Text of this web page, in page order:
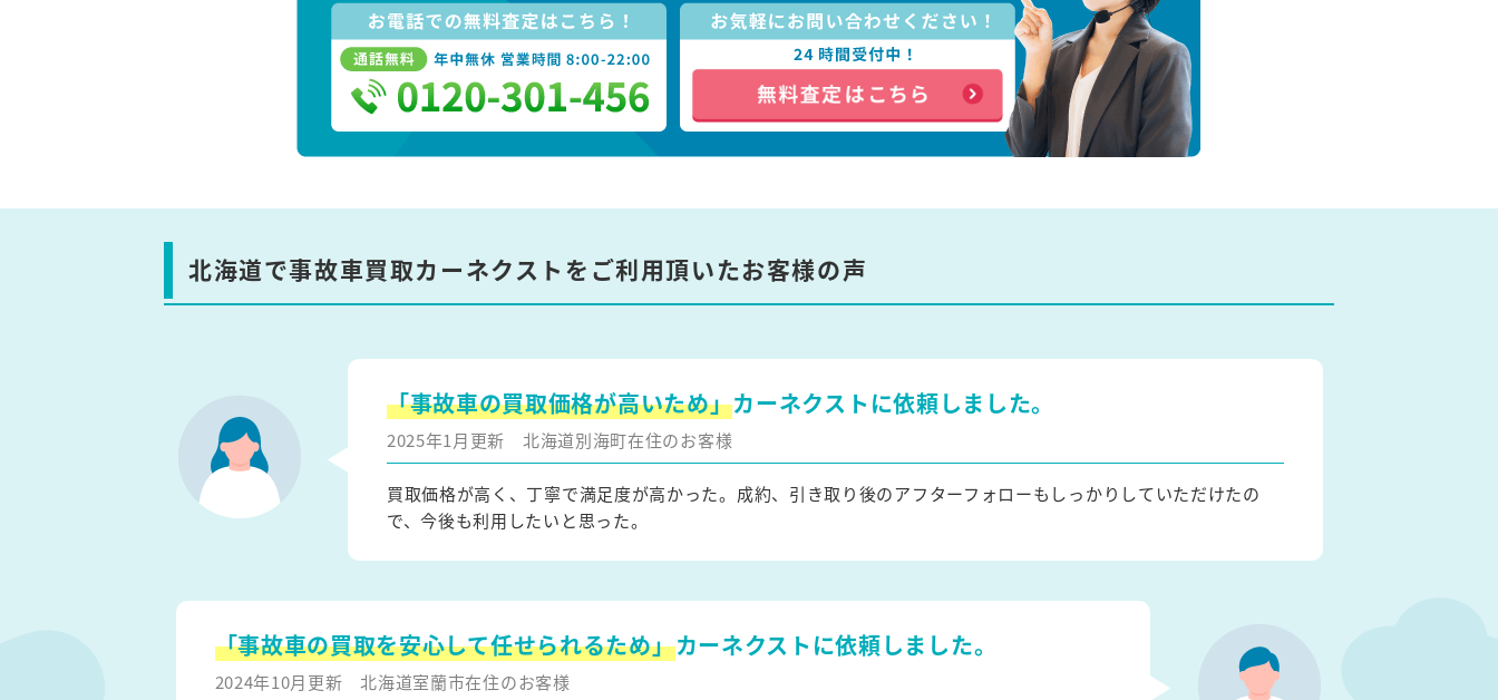
北海道で事故車買取カーネクストをご利用頂いたお客様の声
「事故車の買取価格が高いため」カーネクストに依頼しました。
2025年1月更新 北海道別海町在住のお客様
買取価格が高く、丁寧で満足度が高かった。成約、引き取り後のアフターフォローもしっかりしていただけたの
で、今後も利用したいと思った。
「事故車の買取を安心して任せられるため」カーネクストに依頼しました。
2024年10月更新北海道室蘭市在住のお客様